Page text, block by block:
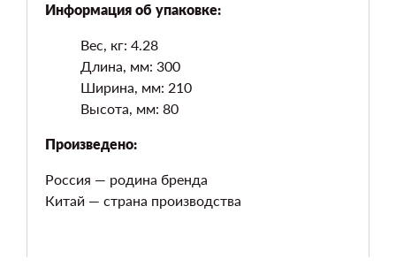
Информация об упаковке:
Вес, кг: 4.28
Длина, мм: 300
Ширина, мм: 210
Высота, мм: 80
Произведено:
Россия — родина бренда
Китай — страна производства